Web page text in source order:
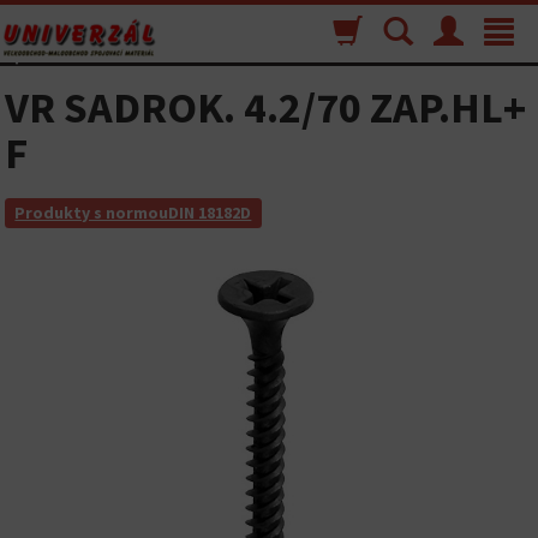
Toggle
Menu
Vyhľadávanie
Nákupný
košík
VR SADROK. 4.2/70 ZAP.HL+
F
Produkty s normouDIN 18182D